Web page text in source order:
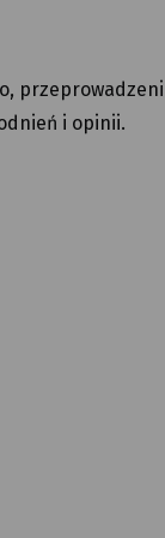
i opinii.